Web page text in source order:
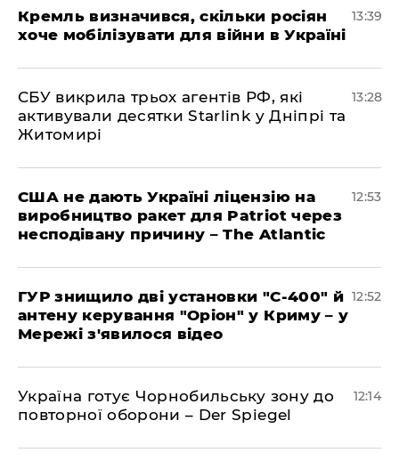
Кремль визначився, скільки росіян
хоче мобілізувати для війни в Україні
13:39
СБУ викрила трьох агентів РФ, які
активували десятки Starlink у Дніпрі та
Житомирі
13:28
США не дають Україні ліцензію на
виробництво ракет для Patriot через
несподівану причину – The Atlantic
12:53
ГУР знищило дві установки "С-400" й
антену керування "Оріон" у Криму – у
Мережі з'явилося відео
12:52
Україна готує Чорнобильську зону до
повторної оборони – Der Spiegel
12:14